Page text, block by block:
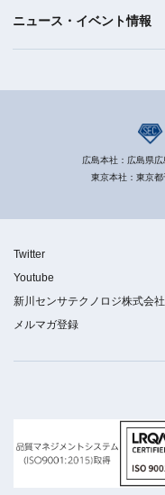
ニュース・イベント情報
広島本社：広島県
東京本社：東京
Twitter
Youtube
新川センサテクノロジ株式会社
メルマガ登録